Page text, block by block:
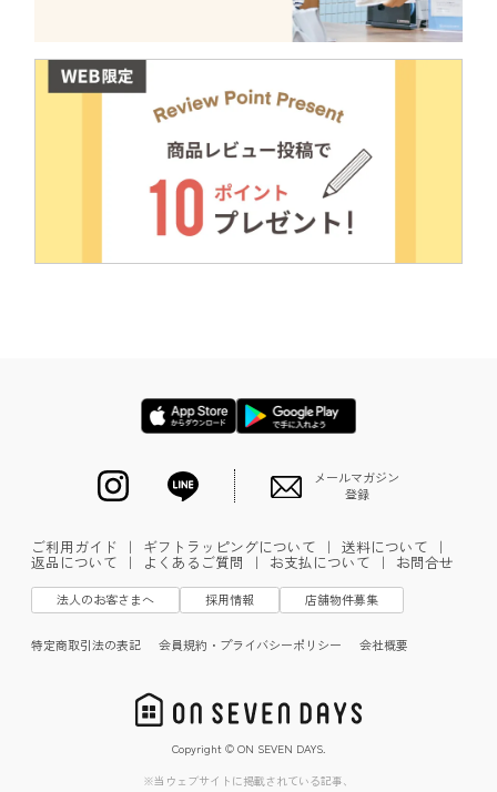
メールマガジン
登録
ご利用ガイド ｜ ギフトラッピングについて ｜ 送料について ｜
返品について ｜ よくあるご質問 ｜ お支払について ｜ お問合せ
法人のお客さまへ 採用情報 店舗物件募集
特定商取引法の表記 会員規約・プライバシーポリシー 会社概要
Copyright © ON SEVEN DAYS.
※当ウェブサイトに掲載されている記事、